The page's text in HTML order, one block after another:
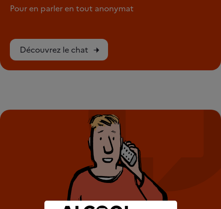
Pour en parler en tout anonymat
Découvrez le chat